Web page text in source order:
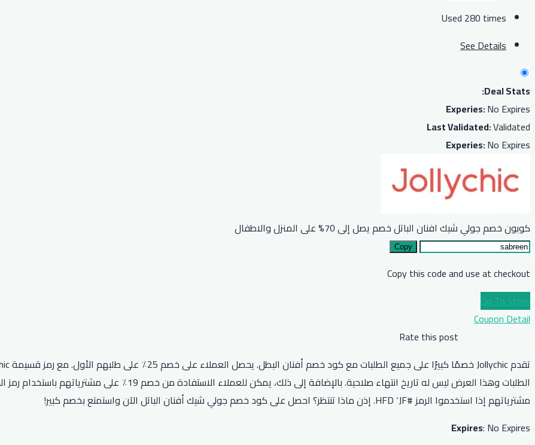
Used 280 times
See Details
Deal Stats:
Experies:No Expires
Last Validated:Validated
Experies:No Expires
كوبون خصم جولي شيك افنان الباتل خصم يصل إلى 70% على المنزل والاطفال
Copy
Copy this code and use at checkout
Go To Store
Coupon Detail
Rate this post
مشترياتهم إذا استخدموا الرمز #HFD ‘JF. إذن ماذا تنتظر؟ احصل على كود خصم جولي شيك أفنان الباتل الآن واستمتع بخصم كبير!
Expires: No Expires